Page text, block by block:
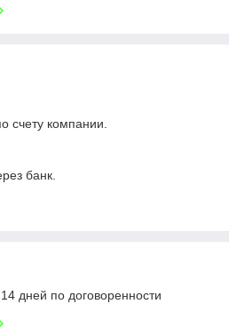
счету компании.
банк.
дней по договоренности